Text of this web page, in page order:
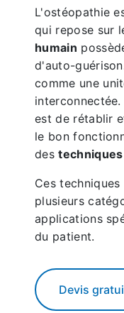
L'ostéopathie
qui repose sur
humain
d'auto-
comme une
est de rétablir
le bon
des
Ces
plusieurs
applications
du patient.
Devis